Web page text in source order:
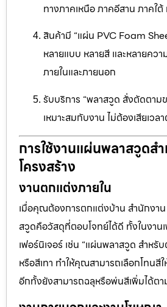
ทางภาคเหนือ ภาคอีสาน ภาคใต้
สินค้ามี “แผ่น PVC Foam
หลายแบบ หลายสี และหลายคว
ภายในและภายนอก
รับบริการ “พลาสวูด สั่งตัดตาม
เหมาะสมกับงาน ไม่ต้องเสียเวล
การใช้งานแผ่นพลาสวูดส
โครงสร้าง
งานตกแต่งภายใน
เมื่อคุณต้องการตกแต่งบ้าน สำนักงา
สวูดคือวัสดุที่ตอบโจทย์ได้ดี ทั้งในงาน
เฟอร์นิเจอร์ เช่น “แผ่นพลาสวูด สำหรั
หรือสีเทา ทำให้คุณสามารถเลือกโทนสี
อีกทั้งยังสามารถฉลุหรือพ่นสีเพิ่มได้ต